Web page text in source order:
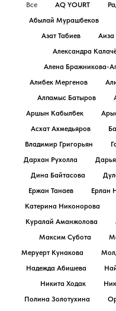
Все AQ YOURT
Абылай Мурашбеков
Азат Табиев
Аиза
Александра
Алена Бражникова-
Алибек Мергенов
Алпамыс Батыров
Аршын Кабылбек
Асхат Ахмедьяров
Владимир Григорьян
Дархан Рухолла
Дина Байтасова
Ержан Танаев
Ерлан
Катерина Никонорова
Куралай Аманжолова
Максим Субота
Меруерт Кунакова
Надежда Абишева
Никита Ходак
Полина Золотухина